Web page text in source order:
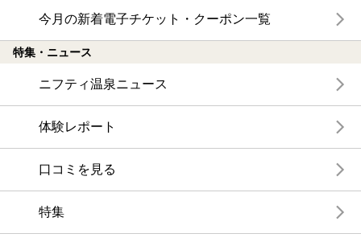
今月の新着電子チケット・クーポン一覧
特集・ニュース
ニフティ温泉ニュース
体験レポート
口コミを見る
特集